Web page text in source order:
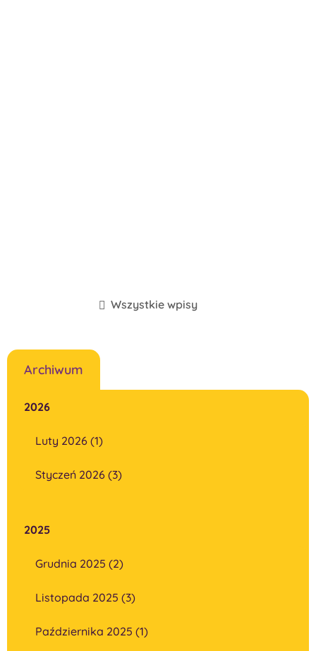
Wszystkie wpisy
Archiwum
2026
Luty 2026 (1)
Styczeń 2026 (3)
2025
Grudnia 2025 (2)
Listopada 2025 (3)
Października 2025 (1)